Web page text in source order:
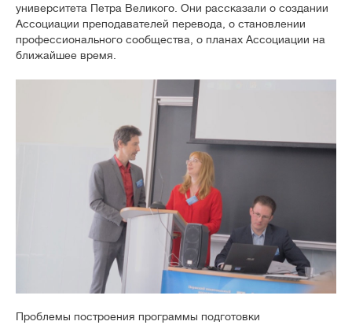
университета Петра Великого. Они рассказали о создании
Ассоциации преподавателей перевода, о становлении
профессионального сообщества, о планах Ассоциации на
ближайшее время.
Проблемы построения программы подготовки